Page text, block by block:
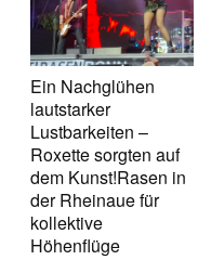
Ein Nachglühen
lautstarker
Lustbarkeiten –
Roxette sorgten auf
dem Kunst!Rasen in
der Rheinaue für
kollektive
Höhenflüge